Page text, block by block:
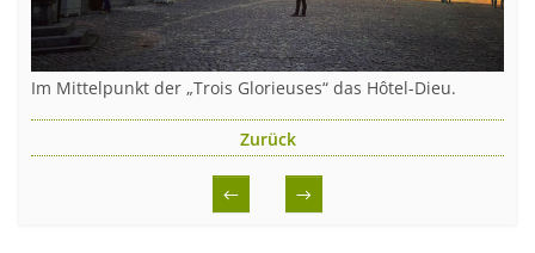
Im Mittelpunkt der „Trois Glorieuses“ das Hôtel-Dieu.
Zurück
← →